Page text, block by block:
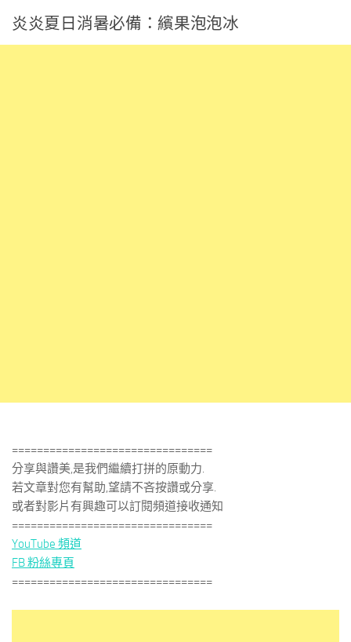
炎炎夏日消暑必備：繽果泡泡冰
================================
分享與讚美,是我們繼續打拼的原動力.
若文章對您有幫助,望請不吝按讚或分享.
或者對影片有興趣可以訂閱頻道接收通知
================================
YouTube 頻道
FB 粉絲專頁
================================